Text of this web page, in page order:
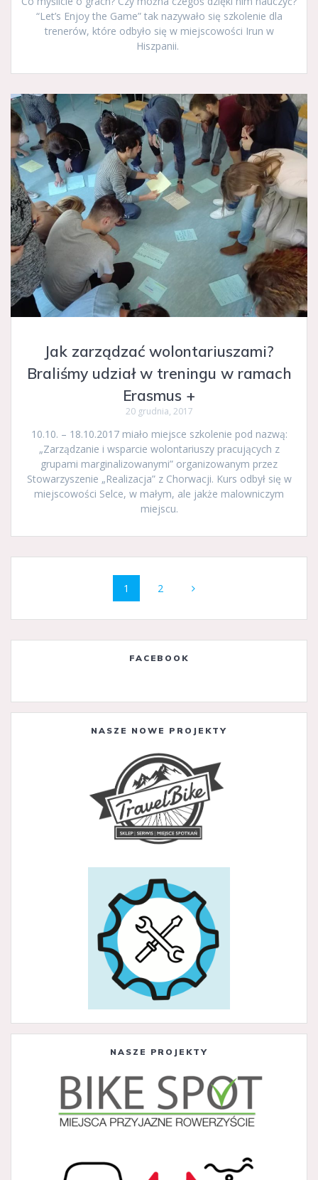
“Let’s Enjoy the Game” tak nazywało się szkolenie dla
trenerów, które odbyło się w miejscowości Irun w
Hiszpanii.
Jak zarządzać wolontariuszami?
Braliśmy udział w treningu w ramach
Erasmus +
20 grudnia, 2017
10.10. – 18.10.2017 miało miejsce szkolenie pod nazwą:
„Zarządzanie i wsparcie wolontariuszy pracujących z
grupami marginalizowanymi” organizowanym przez
Stowarzyszenie „Realizacja” z Chorwacji. Kurs odbył się w
miejscowości Selce, w małym, ale jakże malowniczym
miejscu.
Nawigacja
Strona
1 Strona
2
FACEBOOK
NASZE NOWE PROJEKTY
NASZE PROJEKTY